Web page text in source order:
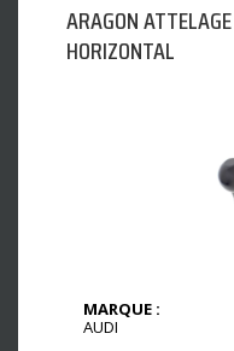
ARAGON
HORIZONTAL
MARQUE :
AUDI